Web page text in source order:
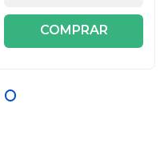
COMPRAR